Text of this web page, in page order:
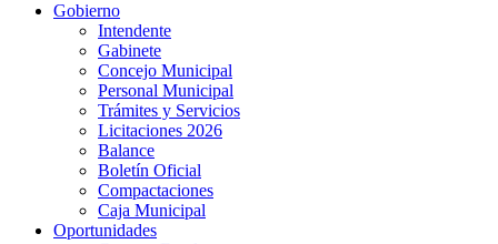
Gobierno
Intendente
Gabinete
Concejo Municipal
Personal Municipal
Trámites y Servicios
Licitaciones 2026
Balance
Boletín Oficial
Compactaciones
Caja Municipal
Oportunidades